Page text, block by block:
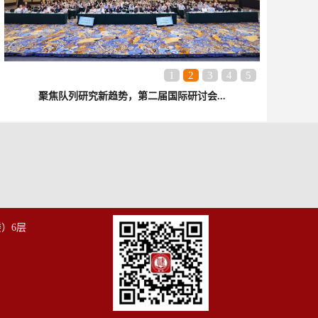
1 2 3 4 5
聚焦队列研究新趋势，第二届国际研讨会...
6层